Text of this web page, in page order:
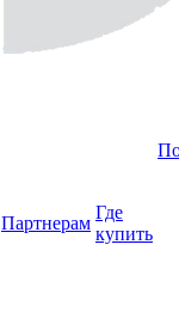
Партнерам
Где
купить